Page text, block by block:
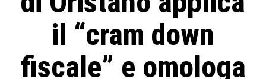
il “cram down
fiscale” e omologa